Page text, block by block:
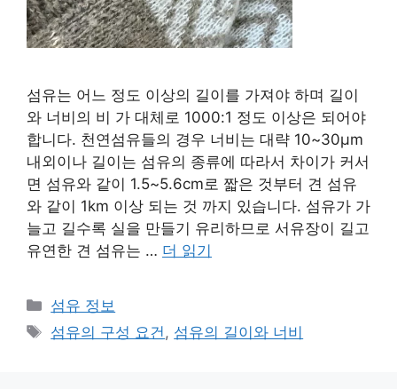
섬유는 어느 정도 이상의 길이를 가져야 하며 길이
와 너비의 비 가 대체로 1000:1 정도 이상은 되어야
합니다. 천연섬유들의 경우 너비는 대략 10~30μm
내외이나 길이는 섬유의 종류에 따라서 차이가 커서
면 섬유와 같이 1.5~5.6cm로 짧은 것부터 견 섬유
와 같이 1km 이상 되는 것 까지 있습니다. 섬유가 가
늘고 길수록 실을 만들기 유리하므로 서유장이 길고
유연한 견 섬유는 … 더 읽기
카
테
섬유 정보
태
섬유의 구성 요건, 섬유의 길이와 너비